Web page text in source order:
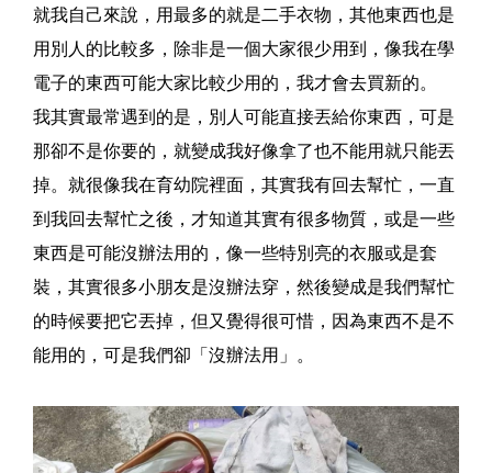
就我自己來說，用最多的就是二手衣物，其他東西也是
用別人的比較多，除非是一個大家很少用到，像我在學
電子的東西可能大家比較少用的，我才會去買新的。
我其實最常遇到的是，別人可能直接丟給你東西，可是
那卻不是你要的，就變成我好像拿了也不能用就只能丟
掉。就很像我在育幼院裡面，其實我有回去幫忙，一直
到我回去幫忙之後，才知道其實有很多物質，或是一些
東西是可能沒辦法用的，像一些特別亮的衣服或是套
裝，其實很多小朋友是沒辦法穿，然後變成是我們幫忙
的時候要把它丟掉，但又覺得很可惜，因為東西不是不
能用的，可是我們卻「沒辦法用」。